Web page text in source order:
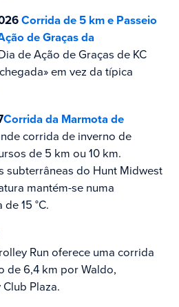
Corrida de 5 km e Passeio
de Graças da
de Ação de Graças de KC
em vez da típica
Corrida da Marmota de
corrida de inverno de
de 5 km ou 10 km.
subterrâneas do Hunt Midwest
mantém-se numa
15 °C.
Run oferece uma corrida
de 6,4 km por Waldo,
Plaza.